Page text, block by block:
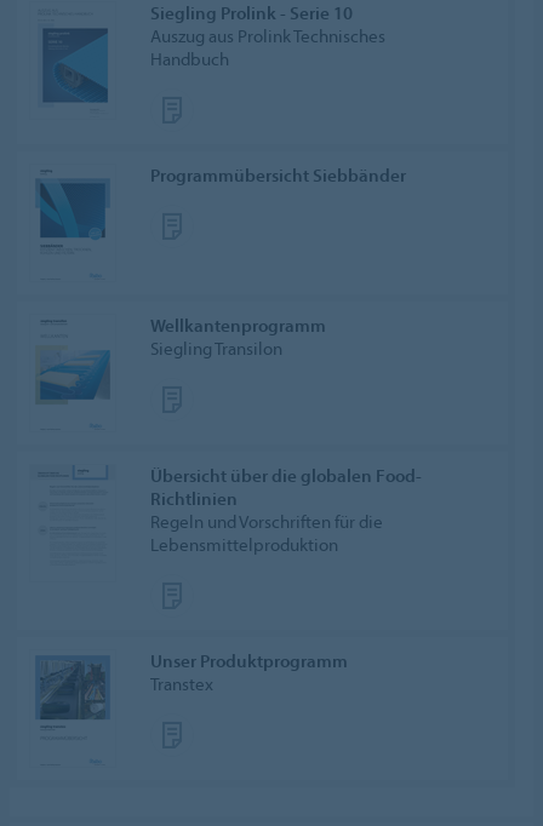
Siegling Prolink - Serie 10
Auszug aus Prolink Technisches
Handbuch
Programmübersicht Siebbänder
Wellkantenprogramm
Siegling Transilon
Übersicht über die globalen Food-
Richtlinien
Regeln und Vorschriften für die
Lebensmittel­produktion
Unser Produktprogramm
Transtex